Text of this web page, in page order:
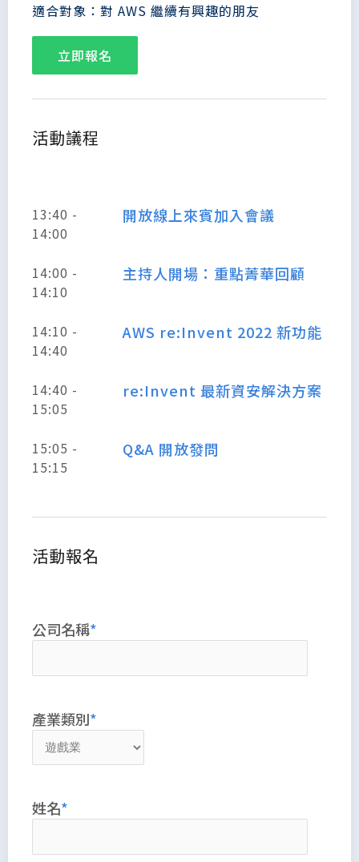
適合對象：對 AWS 繼續有興趣的朋友
立即報名
活動議程
13:40 -
14:00
開放線上來賓加入會議
14:00 -
14:10
主持人開場：重點菁華回顧
14:10 -
14:40
AWS re:Invent 2022 新功能
14:40 -
15:05
re:Invent 最新資安解決方案
15:05 -
15:15
Q&A 開放發問
活動報名
公司名稱
產業類別
姓名